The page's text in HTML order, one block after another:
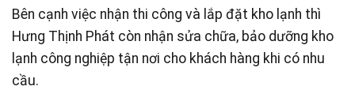
Bên cạnh việc nhận thi công và lắp đặt kho lạnh thì
Hưng Thịnh Phát còn nhận sửa chữa, bảo dưỡng kho
lạnh công nghiệp tận nơi cho khách hàng khi có nhu
cầu.